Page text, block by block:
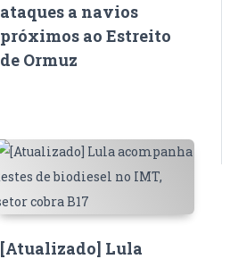
ataques a navios
próximos ao Estreito
de Ormuz
[Atualizado] Lula